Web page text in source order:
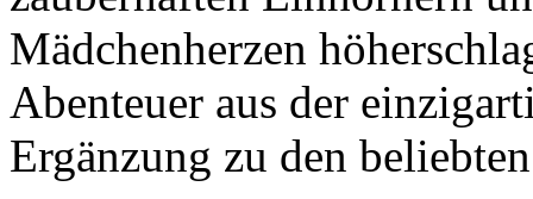
Mädchenherzen
Abenteuer aus der
Ergänzung zu den